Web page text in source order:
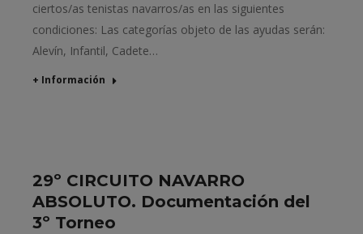
ciertos/as tenistas navarros/as en las siguientes
condiciones: Las categorías objeto de las ayudas serán:
Alevín, Infantil, Cadete…
+ Información
29º CIRCUITO NAVARRO
ABSOLUTO. Documentación del
3º Torneo